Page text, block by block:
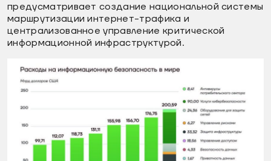
предусматривает создание национальной системы
маршрутизации интернет-трафика и
централизованное управление критической
информационной инфраструктурой.